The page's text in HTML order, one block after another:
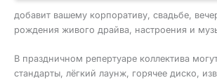
добавит вашему корпоративу, свадьбе,
рождения живого драйва, настроения и
В праздничном репертуаре коллектива
стандарты, лёгкий лаунж, горячее диско,